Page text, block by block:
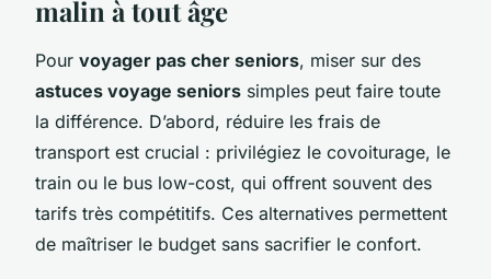
malin à tout âge
Pour voyager pas cher seniors, miser sur des
astuces voyage seniors simples peut faire toute
la différence. D’abord, réduire les frais de
transport est crucial : privilégiez le covoiturage, le
train ou le bus low-cost, qui offrent souvent des
tarifs très compétitifs. Ces alternatives permettent
de maîtriser le budget sans sacrifier le confort.